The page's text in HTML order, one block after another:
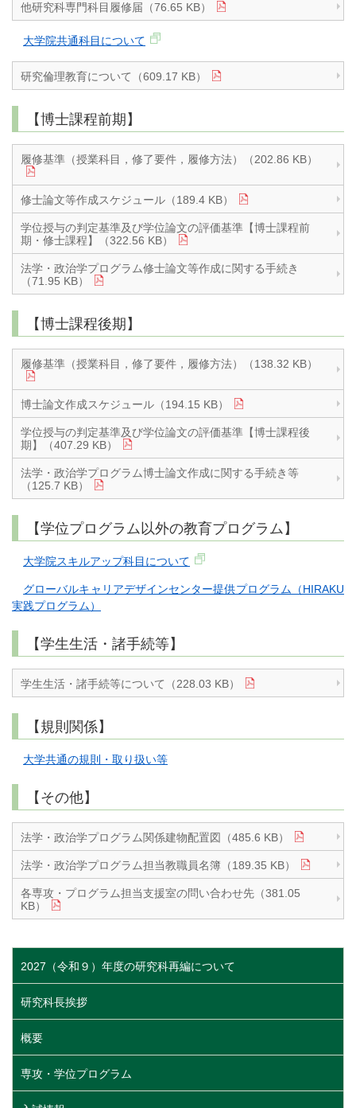
他研究科専門科目履修届（76.65 KB）
大学院共通科目について
研究倫理教育について（609.17 KB）
【博士課程前期】
履修基準（授業科目，修了要件，履修方法）（202.86 KB）
修士論文等作成スケジュール（189.4 KB）
学位授与の判定基準及び学位論文の評価基準【博士課程前
期・修士課程】（322.56 KB）
法学・政治学プログラム修士論文等作成に関する手続き
（71.95 KB）
【博士課程後期】
履修基準（授業科目，修了要件，履修方法）（138.32 KB）
博士論文作成スケジュール（194.15 KB）
学位授与の判定基準及び学位論文の評価基準【博士課程後
期】（407.29 KB）
法学・政治学プログラム博士論文作成に関する手続き等
（125.7 KB）
【学位プログラム以外の教育プログラム】
大学院スキルアップ科目について
グローバルキャリアデザインセンター提供プログラム（HIRAKU
実践プログラム）
【学生生活・諸手続等】
学生生活・諸手続等について（228.03 KB）
【規則関係】
大学共通の規則・取り扱い等
【その他】
法学・政治学プログラム関係建物配置図（485.6 KB）
法学・政治学プログラム担当教職員名簿（189.35 KB）
各専攻・プログラム担当支援室の問い合わせ先（381.05
KB）
2027（令和９）年度の研究科再編について
研究科長挨拶
概要
専攻・学位プログラム